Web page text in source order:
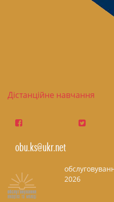
Дістанційне навчання
obu.ks@ukr.net
2026